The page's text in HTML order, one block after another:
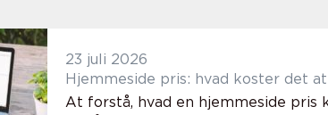
23 juli 2026
Hjemmeside pris: hvad koster det
At forstå, hvad en hjemmeside